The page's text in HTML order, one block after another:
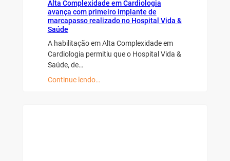
Alta Complexidade em Cardiologia
avança com primeiro implante de
marcapasso realizado no Hospital Vida &
Saúde
A habilitação em Alta Complexidade em
Cardiologia permitiu que o Hospital Vida &
Saúde, de…
Continue lendo…